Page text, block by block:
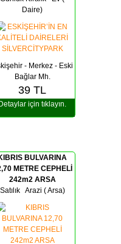
Daire)
- Merkez - Eski
Bağlar Mh.
39 TL
için tıklayın.
BULVARINA
METRE CEPHELİ
242m2 ARSA
Satılık Arazi ( Arsa)